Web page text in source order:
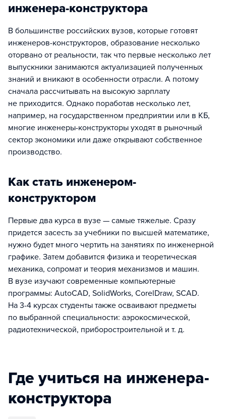
инженера-конструктора
В большинстве российских вузов, которые готовят
инженеров-конструкторов, образование несколько
оторвано от реальности, так что первые несколько лет
выпускники занимаются актуализацией полученных
знаний и вникают в особенности отрасли. А потому
сначала рассчитывать на высокую зарплату
не приходится. Однако поработав несколько лет,
например, на государственном предприятии или в КБ,
многие инженеры-конструкторы уходят в рыночный
сектор экономики или даже открывают собственное
производство.
Как стать инженером-
конструктором
Первые два курса в вузе — самые тяжелые. Сразу
придется засесть за учебники по высшей математике,
нужно будет много чертить на занятиях по инженерной
графике. Затем добавится физика и теоретическая
механика, сопромат и теория механизмов и машин.
В вузе изучают современные компьютерные
программы: AutoCAD, SolidWorks, CorelDraw, SCAD.
На 3-4 курсах студенты также осваивают предметы
по выбранной специальности: аэрокосмической,
радиотехнической, приборостроительной и т. д.
Где учиться на инженера-
конструктора